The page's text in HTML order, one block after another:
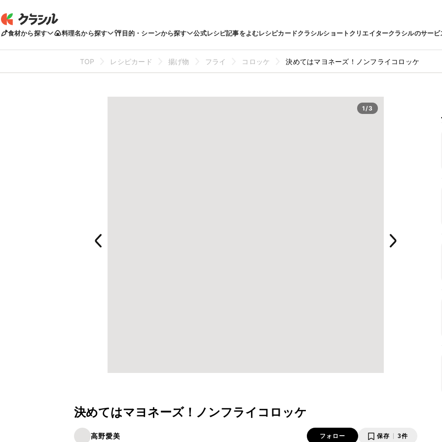
食材から探す 料理名から探す 目的・シーンから探す 公式レシピ記事をよむレシピカードクラシルショートクリエイタークラシルのサービ
TOP レシピカード 揚げ物 フライ コロッケ 決めてはマヨネーズ！ノンフライコロッケ
1/3
決めてはマヨネーズ！ノンフライコロッケ
高野愛美 フォロー 保存 3件